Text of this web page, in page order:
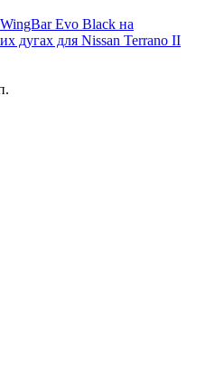
Evo Black на
дугах для Nissan Terrano II